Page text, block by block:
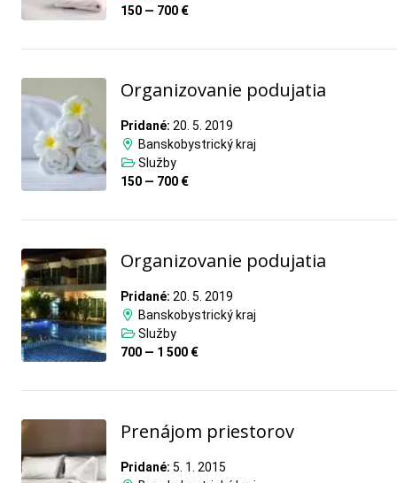
150 — 700 €
Organizovanie podujatia
Pridané: 20. 5. 2019
Banskobystrický kraj
Služby
150 — 700 €
Organizovanie podujatia
Pridané: 20. 5. 2019
Banskobystrický kraj
Služby
700 — 1 500 €
Prenájom priestorov
Pridané: 5. 1. 2015